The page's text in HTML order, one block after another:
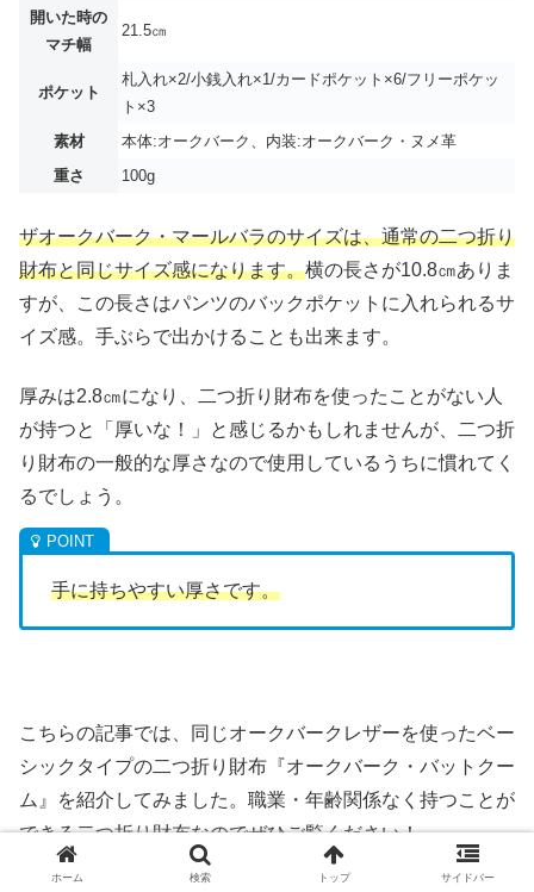
開いた時の
マチ幅
21.5㎝
ポケット
札入れ×2/小銭入れ×1/カードポケット×6/フリーポケッ
ト×3
素材
本体:オークバーク、内装:オークバーク・ヌメ革
重さ
100g
ザオークバーク・マールバラのサイズは、通常の二つ折り
財布と同じサイズ感になります。横の長さが10.8㎝ありま
すが、この長さはパンツのバックポケットに入れられるサ
イズ感。手ぶらで出かけることも出来ます。
厚みは2.8㎝になり、二つ折り財布を使ったことがない人
が持つと「厚いな！」と感じるかもしれませんが、二つ折
り財布の一般的な厚さなので使用しているうちに慣れてく
るでしょう。
手に持ちやすい厚さです。
こちらの記事では、同じオークバークレザーを使ったベー
シックタイプの二つ折り財布『オークバーク・バットクー
ム』を紹介してみました。職業・年齢関係なく持つことが
できる二つ折り財布なのでぜひご覧ください！
ホーム 検索 トップ サイドバー